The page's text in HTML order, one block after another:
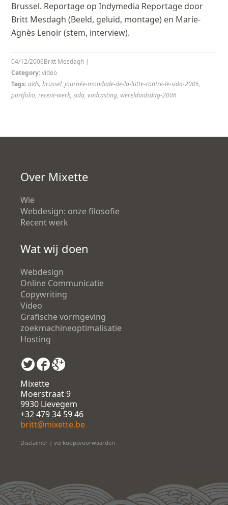
Brussel. Reportage op Indymedia Reportage door
Britt Mesdagh (Beeld, geluid, montage) en Marie-
Agnès Lenoir (stem, interview).
Britt Mesdagh |
04/12/2006
Category:video
Tags:aids,brussel,journée-mondiale-de-la-lutte-contre-le-sida-2006,
portfolio,recent-werk,sida,vodcasting,wereldaidsdag-2006
Over Mixette
Wie
Webdesign: onze filosofie
Recent werk
Wat wij doen
Webdesign
Online Communicatie
Copywriting
Video
Grafische vormgeving
zoekmachineoptimalisatie
Hosting
Mixette
Moerstraat 9
9930 Lievegem
+32 479 34 59 46
britt@mixette.be
Disclaimer | verkoopsvoorwaarden